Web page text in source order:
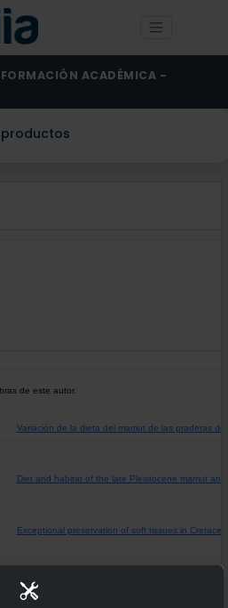
ACADÉMICA -
de este autor.
Variación de la dieta del mamut de las praderas
Diet and habitat of the late Pleistocene mamut
Exceptional preservation of soft tissues in
Preliminary magnetostratigraphic study of the